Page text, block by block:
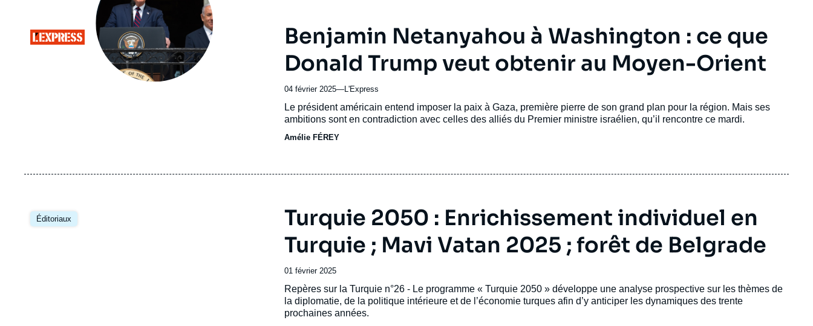
Logo
Benjamin Netanyahou à Washington : ce que
Donald Trump veut obtenir au Moyen-Orient
04 février 2025—Nom
journal,
revue
L'Express
Accroche
Le président américain entend imposer la paix à Gaza, première pierre de son grand plan pour la région. Mais ses
ambitions sont en contradiction avec celles des alliés du Premier ministre israélien, qu’il rencontre ce mardi.
Amélie FÉREY
Éditoriaux
Image
principale
Turquie 2050 : Enrichissement individuel en
Turquie ; Mavi Vatan 2025 ; forêt de Belgrade
Date
de
publication
01 février 2025
Accroche
Repères sur la Turquie n°26 - Le programme « Turquie 2050 » développe une analyse prospective sur les thèmes de
la diplomatie, de la politique intérieure et de l’économie turques afin d’y anticiper les dynamiques des trente
prochaines années.